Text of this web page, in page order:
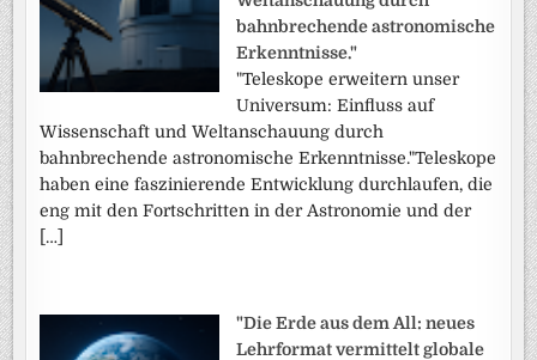
bahnbrechende astronomische
Erkenntnisse."
"Teleskope erweitern unser
Universum: Einfluss auf
Wissenschaft und Weltanschauung durch
bahnbrechende astronomische Erkenntnisse."Teleskope
haben eine faszinierende Entwicklung durchlaufen, die
eng mit den Fortschritten in der Astronomie und der
[…]
"Die Erde aus dem All: neues
Lehrformat vermittelt globale